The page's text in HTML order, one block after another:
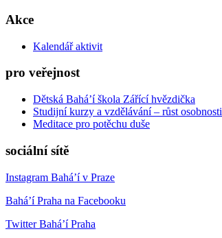
Akce
Kalendář aktivit
pro veřejnost
Dětská Bahá’í škola Zářící hvězdička
Studijní kurzy a vzdělávání – růst osobnosti
Meditace pro potěchu duše
sociální sítě
Instagram Bahá’í v Praze
Bahá’í Praha na Facebooku
Twitter Bahá’í Praha